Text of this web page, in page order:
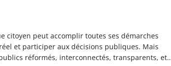
citoyen peut accomplir toutes ses démarches
et participer aux décisions publiques. Mais
réformés, interconnectés, transparents, et